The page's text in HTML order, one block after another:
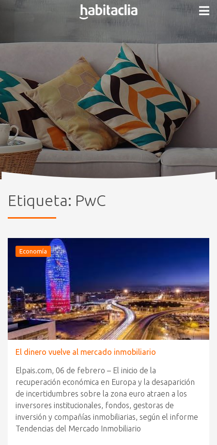
Etiqueta: PwC
Economía
El dinero vuelve al mercado inmobiliario
Elpais.com, 06 de febrero – El inicio de la
recuperación económica en Europa y la desaparición
de incertidumbres sobre la zona euro atraen a los
inversores institucionales, fondos, gestoras de
inversión y compañías inmobiliarias, según el informe
Tendencias del Mercado Inmobiliario